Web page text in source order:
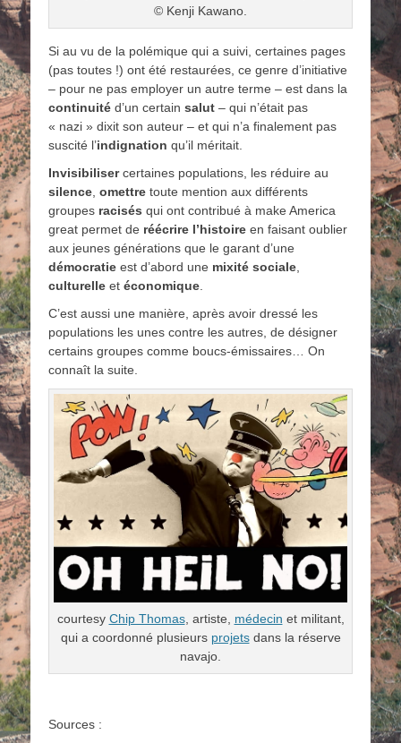
© Kenji Kawano.
Si au vu de la polémique qui a suivi, certaines pages
(pas toutes !) ont été restaurées, ce genre d’initiative
– pour ne pas employer un autre terme – est dans la
continuité d’un certain salut – qui n’était pas
« nazi » dixit son auteur – et qui n’a finalement pas
suscité l’indignation qu’il méritait.
Invisibilisercertaines populations, les réduire au
silence omettre toute mention aux différents
groupes racisés qui ont contribué à make America
great permet de réécrire l’histoire en faisant oublier
aux jeunes générations que le garant d’une
démocratie est d’abord une mixité sociale
culturelle et économique
C’est aussi une manière, après avoir dressé les
populations les unes contre les autres, de désigner
certains groupes comme boucs-émissaires… On
connaît la suite.
courtesy Chip Thomas, artiste, médecin et militant,
qui a coordonné plusieurs projetsdans la réserve
navajo.
Sources :